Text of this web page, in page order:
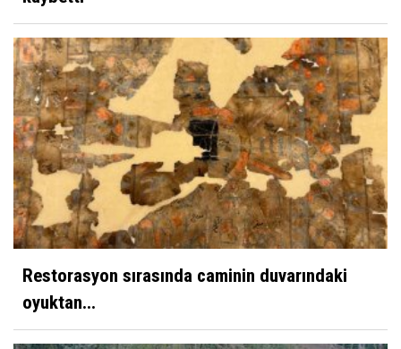
Restorasyon sırasında caminin duvarındaki
oyuktan...